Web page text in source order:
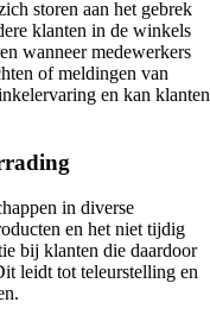
storen aan het gebrek
klanten in de winkels
wanneer medewerkers
of meldingen van
en kan klanten
in diverse
en het niet tijdig
bij klanten die daardoor
leidt tot teleurstelling en